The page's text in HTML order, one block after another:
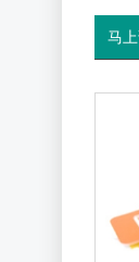
马